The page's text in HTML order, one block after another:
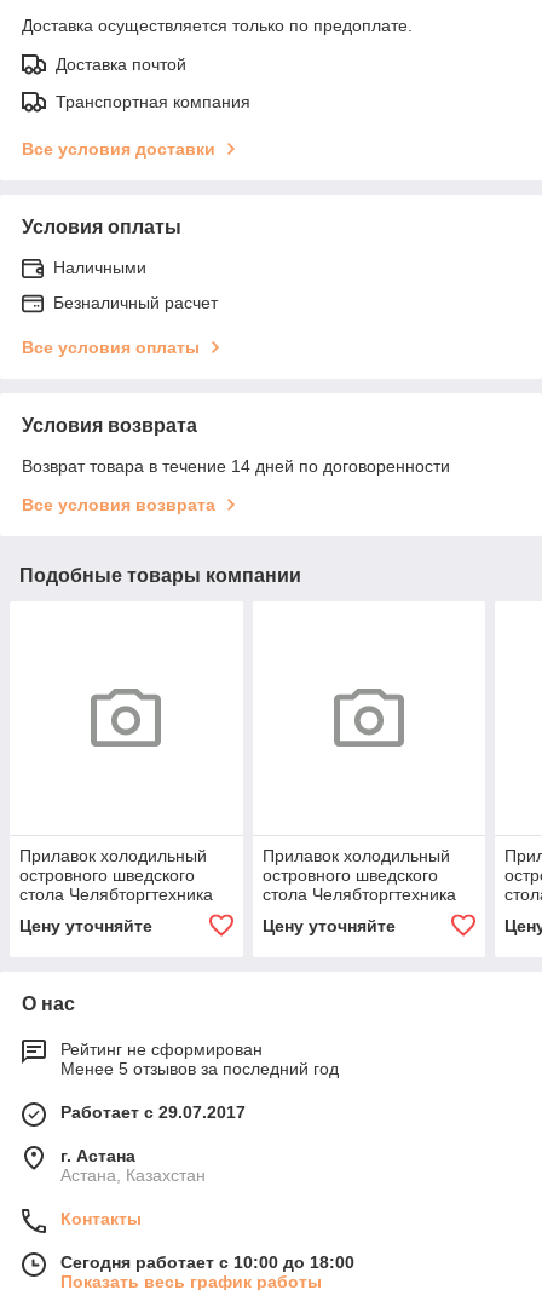
Доставка осуществляется только по предоплате.
Доставка почтой
Транспортная компания
Все условия доставки
Условия оплаты
Наличными
Безналичный расчет
Все условия оплаты
Условия возврата
Возврат товара в течение 14 дней по договоренности
Все условия возврата
Подобные товары компании
Прилавок холодильный
островного шведского
стола Челябторгтехника
Цену уточняйте
Прилавок холодильный
островного шведского
стола Челябторгтехника
Цену уточняйте
О нас
Рейтинг не сформирован
Менее 5 отзывов за последний год
Работает с 29.07.2017
г. Астана
Астана, Казахстан
Контакты
Сегодня работает с 10:00 до 18:00
Показать весь график работы